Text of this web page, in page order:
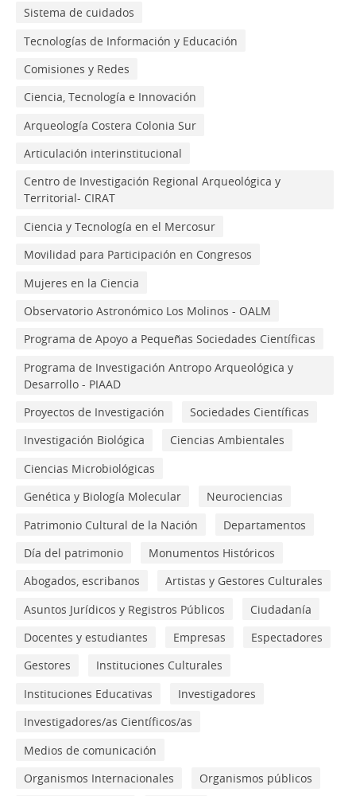
Sistema de cuidados
Tecnologías de Información y Educación
Comisiones y Redes
Ciencia, Tecnología e Innovación
Arqueología Costera Colonia Sur
Articulación interinstitucional
Centro de Investigación Regional Arqueológica y
Territorial- CIRAT
Ciencia y Tecnología en el Mercosur
Movilidad para Participación en Congresos
Mujeres en la Ciencia
Observatorio Astronómico Los Molinos - OALM
Programa de Apoyo a Pequeñas Sociedades Científicas
Programa de Investigación Antropo Arqueológica y
Desarrollo - PIAAD
Proyectos de Investigación
Sociedades Científicas
Investigación Biológica
Ciencias Ambientales
Ciencias Microbiológicas
Genética y Biología Molecular
Neurociencias
Patrimonio Cultural de la Nación
Departamentos
Día del patrimonio
Monumentos Históricos
Abogados, escribanos
Artistas y Gestores Culturales
Asuntos Jurídicos y Registros Públicos
Ciudadanía
Docentes y estudiantes
Empresas
Espectadores
Gestores
Instituciones Culturales
Instituciones Educativas
Investigadores
Investigadores/as Científicos/as
Medios de comunicación
Organismos Internacionales
Organismos públicos